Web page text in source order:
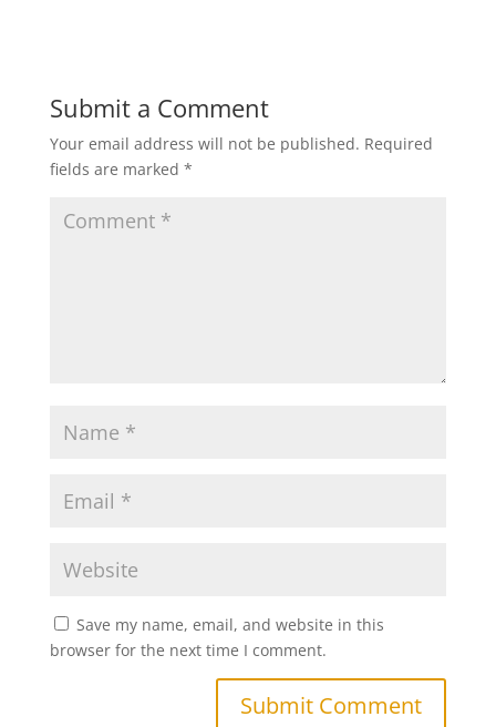
Submit a Comment
Your email address will not be published. Required
fields are marked *
Save my name, email, and website in this
browser for the next time I comment.